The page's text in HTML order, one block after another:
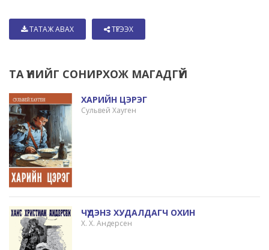
ТАТАЖ АВАХ ТҮГЭЭХ
ТА ҮҮНИЙГ СОНИРХОЖ МАГАДГҮЙ
ХАРИЙН ЦЭРЭГ
Сульвей Хауген
ЧҮДЭНЗ ХУДАЛДАГЧ ОХИН
Х. Х. Андерсен